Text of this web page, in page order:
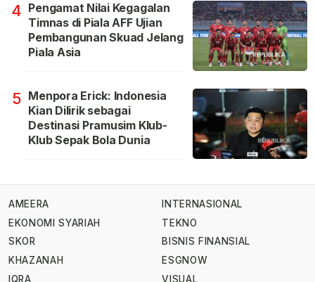
4 Pengamat Nilai Kegagalan
Timnas di Piala AFF Ujian
Pembangunan Skuad Jelang
Piala Asia
5 Menpora Erick: Indonesia
Kian Dilirik sebagai
Destinasi Pramusim Klub-
Klub Sepak Bola Dunia
AMEERA
EKONOMI SYARIAH
SKOR
KHAZANAH
IQRA
INTERNASIONAL
TEKNO
BISNIS FINANSIAL
ESGNOW
VISUAL